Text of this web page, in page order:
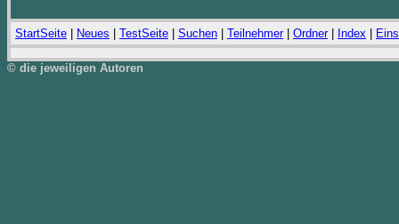
StartSeite Neues TestSeite Suchen Teilnehmer| Ordner| Index
© die jeweiligen Autoren